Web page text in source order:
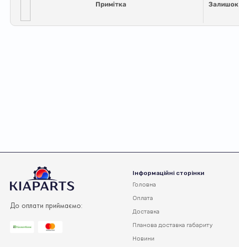
Примітка Залишок
До оплати приймаємо:
Інформаційні сторінки
Головна
Оплата
Доставка
Планова доставка габариту
Новини